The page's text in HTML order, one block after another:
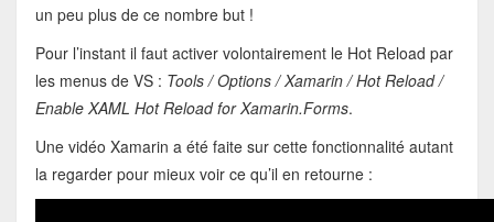
un peu plus de ce nombre but !
Pour l’instant il faut activer volontairement le Hot Reload par
les menus de VS : Tools / Options / Xamarin / Hot Reload /
Enable XAML Hot Reload for Xamarin.Forms.
Une vidéo Xamarin a été faite sur cette fonctionnalité autant
la regarder pour mieux voir ce qu’il en retourne :